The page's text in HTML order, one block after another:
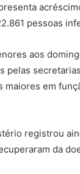
pessoas
aos
pelas
maiores em
registrou
da